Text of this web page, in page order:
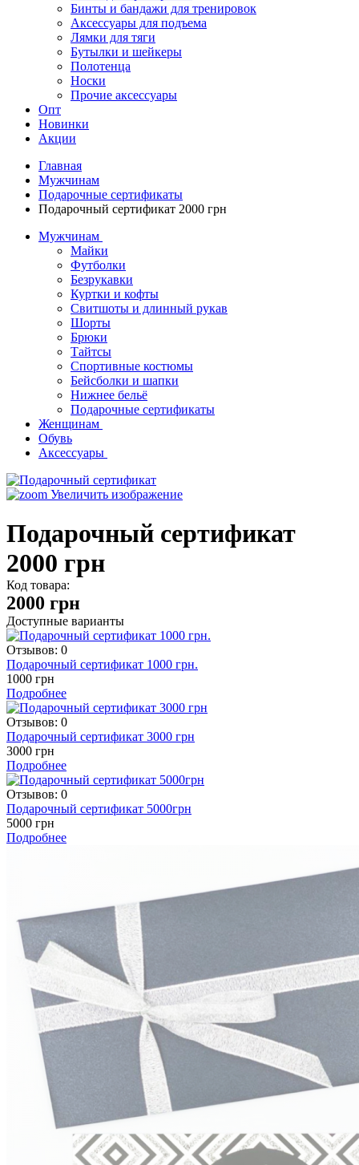
Бинты и бандажи для тренировок
Аксессуары для подъема
Лямки для тяги
Бутылки и шейкеры
Полотенца
Носки
Прочие аксессуары
Опт
Новинки
Акции
Главная
Мужчинам
Подарочные сертификаты
Подарочный сертификат 2000 грн
Мужчинам
Майки
Футболки
Безрукавки
Куртки и кофты
Свитшоты и длинный рукав
Шорты
Брюки
Тайтсы
Спортивные костюмы
Бейсболки и шапки
Нижнее бельё
Подарочные сертификаты
Женщинам
Обувь
Аксессуары
Увеличить изображение
Подарочный сертификат
2000 грн
Код товара:
2000 грн
Доступные варианты
Отзывов: 0
Подарочный сертификат 1000 грн.
1000 грн
Подробнее
Отзывов: 0
Подарочный сертификат 3000 грн
3000 грн
Подробнее
Отзывов: 0
Подарочный сертификат 5000грн
5000 грн
Подробнее